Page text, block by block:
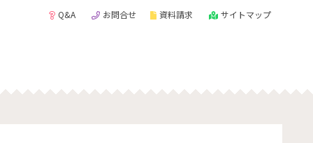
Q&A お問合せ 資料請求 サイトマップ